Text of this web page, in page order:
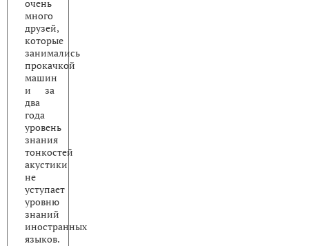
очень
много
друзей,
которые
занимались
прокачкой
машин
и за
два
года
уровень
знания
тонкостей
акустики
не
уступает
уровню
знаний
иностранных
языков.